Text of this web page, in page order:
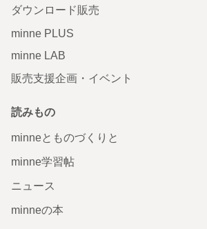
ダウンロード販売
minne PLUS
minne LAB
販売支援企画・イベント
読みもの
minneとものづくりと
minne学習帖
ニュース
minneの本